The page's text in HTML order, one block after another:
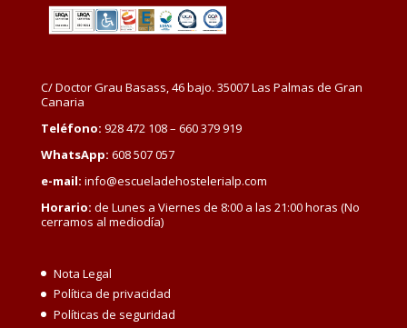
C/ Doctor Grau Basass, 46 bajo. 35007 Las Palmas de Gran
Canaria
Teléfono: 928 472 108 – 660 379 919
WhatsApp: 608 507 057
e-mail: info@escueladehostelerialp.com
Horario: de Lunes a Viernes de 8:00 a las 21:00 horas (No
cerramos al mediodía)
Nota Legal
Política de privacidad
Políticas de seguridad